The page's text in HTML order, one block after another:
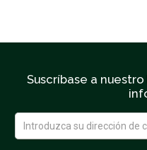
Suscríbase a